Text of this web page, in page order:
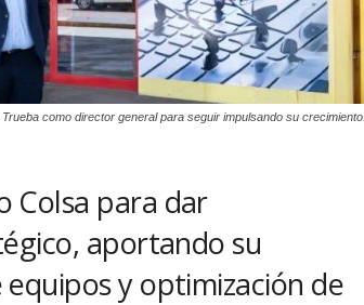
como director general para seguir impulsando su crecimiento.
Colsa para dar
aportando su
y optimización de